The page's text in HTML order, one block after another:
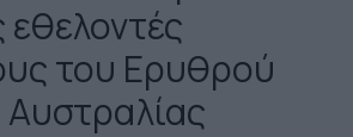
του Ερυθρού